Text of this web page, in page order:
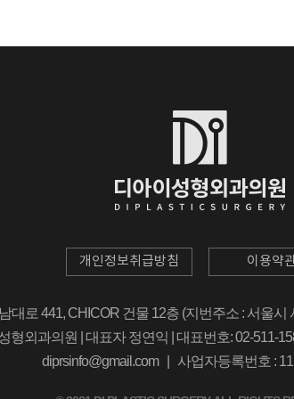
개인정보취급방침 이용약
대로 441, CHICOR 건물 12층 (지번주소 : 서울
형외과의원 | 대표자 정연익 | 대표번호: 02-511-
diprsinfo@gmail.com | 사업자등록번호 :